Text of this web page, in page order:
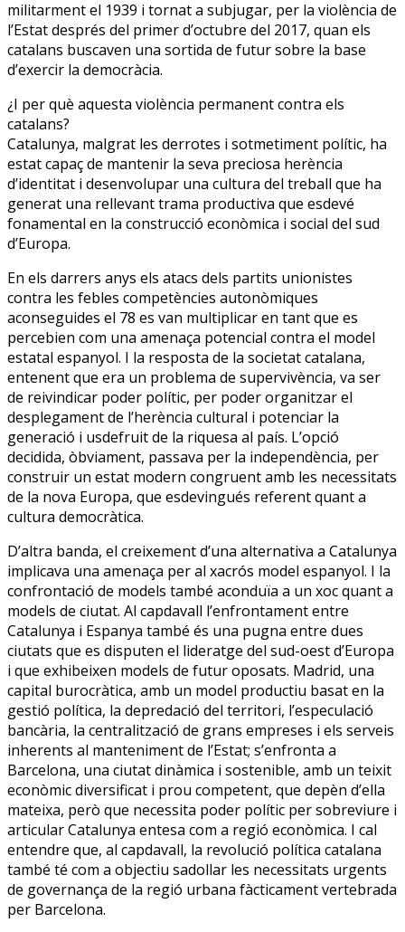
militarment el 1939 i tornat a subjugar, per la violència de
l’Estat després del primer d’octubre del 2017, quan els
catalans buscaven una sortida de futur sobre la base
d’exercir la democràcia.
¿I per què aquesta violència permanent contra els
catalans?
Catalunya, malgrat les derrotes i sotmetiment polític, ha
estat capaç de mantenir la seva preciosa herència
d’identitat i desenvolupar una cultura del treball que ha
generat una rellevant trama productiva que esdevé
fonamental en la construcció econòmica i social del sud
d’Europa.
En els darrers anys els atacs dels partits unionistes
contra les febles competències autonòmiques
aconseguides el 78 es van multiplicar en tant que es
percebien com una amenaça potencial contra el model
estatal espanyol. I la resposta de la societat catalana,
entenent que era un problema de supervivència, va ser
de reivindicar poder polític, per poder organitzar el
desplegament de l’herència cultural i potenciar la
generació i usdefruit de la riquesa al país. L’opció
decidida, òbviament, passava per la independència, per
construir un estat modern congruent amb les necessitats
de la nova Europa, que esdevingués referent quant a
cultura democràtica.
D’altra banda, el creixement d’una alternativa a Catalunya
implicava una amenaça per al xacrós model espanyol. I la
confrontació de models també aconduïa a un xoc quant a
models de ciutat. Al capdavall l’enfrontament entre
Catalunya i Espanya també és una pugna entre dues
ciutats que es disputen el lideratge del sud-oest d’Europa
i que exhibeixen models de futur oposats. Madrid, una
capital burocràtica, amb un model productiu basat en la
gestió política, la depredació del territori, l’especulació
bancària, la centralització de grans empreses i els serveis
inherents al manteniment de l’Estat; s’enfronta a
Barcelona, una ciutat dinàmica i sostenible, amb un teixit
econòmic diversificat i prou competent, que depèn d’ella
mateixa, però que necessita poder polític per sobreviure i
articular Catalunya entesa com a regió econòmica. I cal
entendre que, al capdavall, la revolució política catalana
també té com a objectiu sadollar les necessitats urgents
de governança de la regió urbana fàcticament vertebrada
per Barcelona.